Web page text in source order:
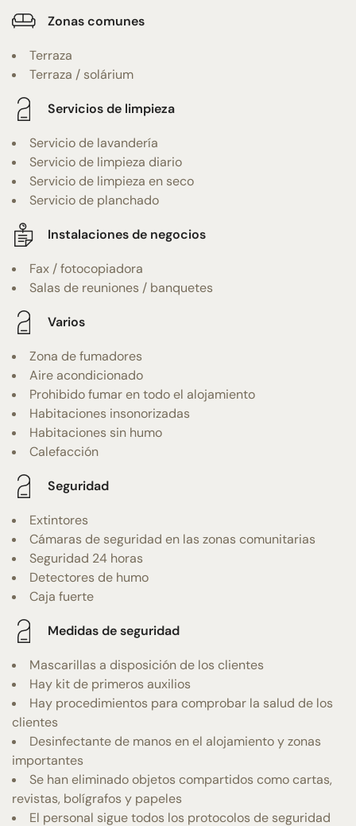
Zonas comunes
Terraza
Terraza / solárium
Servicios de limpieza
Servicio de lavandería
Servicio de limpieza diario
Servicio de limpieza en seco
Servicio de planchado
Instalaciones de negocios
Fax / fotocopiadora
Salas de reuniones / banquetes
Varios
Zona de fumadores
Aire acondicionado
Prohibido fumar en todo el alojamiento
Habitaciones insonorizadas
Habitaciones sin humo
Calefacción
Seguridad
Extintores
Cámaras de seguridad en las zonas comunitarias
Seguridad 24 horas
Detectores de humo
Caja fuerte
Medidas de seguridad
Mascarillas a disposición de los clientes
Hay kit de primeros auxilios
Hay procedimientos para comprobar la salud de los
clientes
Desinfectante de manos en el alojamiento y zonas
importantes
Se han eliminado objetos compartidos como cartas,
revistas, bolígrafos y papeles
El personal sigue todos los protocolos de seguridad